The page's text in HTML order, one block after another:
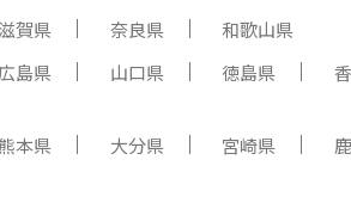
賀県 奈良県 和歌山県
広島県 山口県 徳島県
本県 大分県 宮崎県